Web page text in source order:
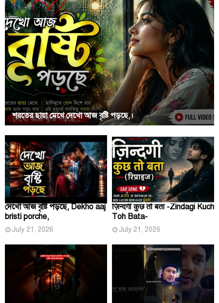
শরতের ছায়া মেখে দেখো আজ বৃষ্টি পড়ছে,।
দেখো আজ বৃষ্টি পড়ছে, Dekho aaj
bristi porche,
July 21, 2026
ज़िन्दगी कुछ तो बता -Zindagi Kuch
Toh Bata-
July 21, 2026